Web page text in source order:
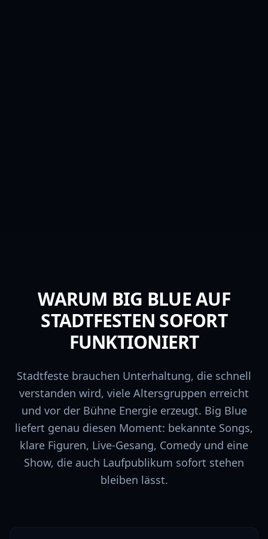
WARUM BIG BLUE AUF
STADTFESTEN SOFORT
FUNKTIONIERT
Stadtfeste brauchen Unterhaltung, die schnell
verstanden wird, viele Altersgruppen erreicht
und vor der Bühne Energie erzeugt. Big Blue
liefert genau diesen Moment: bekannte Songs,
klare Figuren, Live-Gesang, Comedy und eine
Show, die auch Laufpublikum sofort stehen
bleiben lässt.